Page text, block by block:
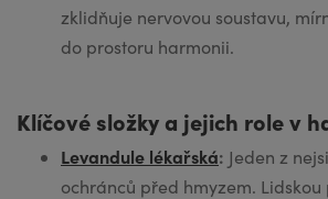
zklidňuje nervovou soustavu,
do prostoru harmonii.
Klíčové složky a jejich role v
Levandule lékařská: Jeden z
ochránců před hmyzem. Lidskou